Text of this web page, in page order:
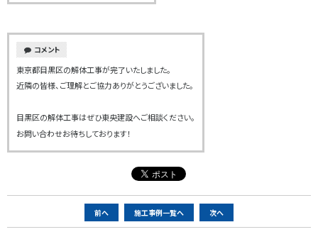
コメント
東京都目黒区の解体工事が完了いたしました。
近隣の皆様、ご理解とご協力ありがとうございました。
目黒区の解体工事はぜひ東央建設へご相談ください。
お問い合わせお待ちしております！
ー
前へ 施工事例一覧へ 次へ